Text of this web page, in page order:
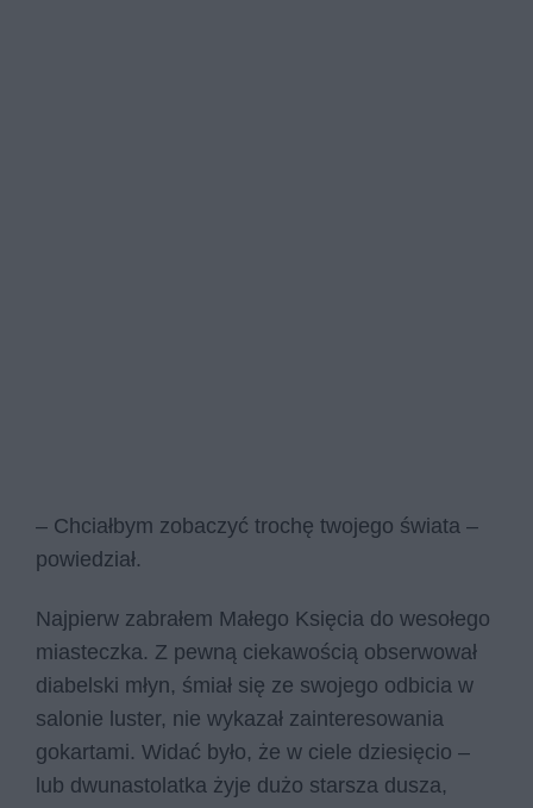
– Chciałbym zobaczyć trochę twojego świata –
powiedział.
Najpierw zabrałem Małego Księcia do wesołego
miasteczka. Z pewną ciekawością obserwował
diabelski młyn, śmiał się ze swojego odbicia w
salonie luster, nie wykazał zainteresowania
gokartami. Widać było, że w ciele dziesięcio –
lub dwunastolatka żyje dużo starsza dusza,